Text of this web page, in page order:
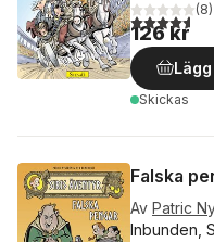
4,6utav 5(8)
126 kr
Skickas
Falska
Av Patric
Inbunden,